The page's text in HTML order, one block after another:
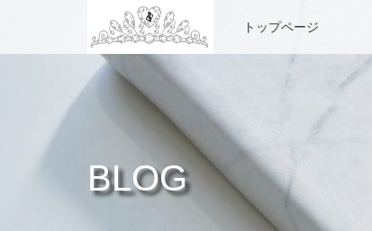
トップページ
BLOG